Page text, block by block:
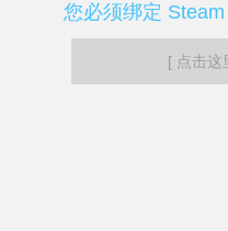
您必须绑定
[ 点击这